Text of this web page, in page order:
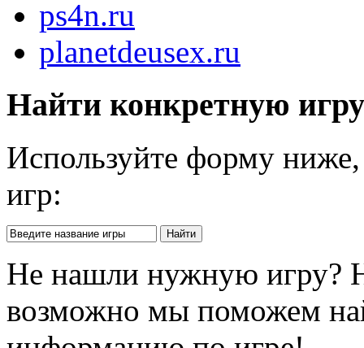
ps4n.ru
planetdeusex.ru
Найти конкретную
Используйте форму
игр:
Не нашли нужную игру?
возможно мы поможем